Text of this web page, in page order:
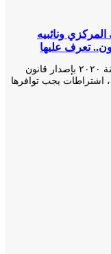
ونائبيه
عليها
كتب: محمد علاء حدد القانون رقم ١٩٤ لسنة ٢٠٢٠ بإصدار قانون
يجب توافرها